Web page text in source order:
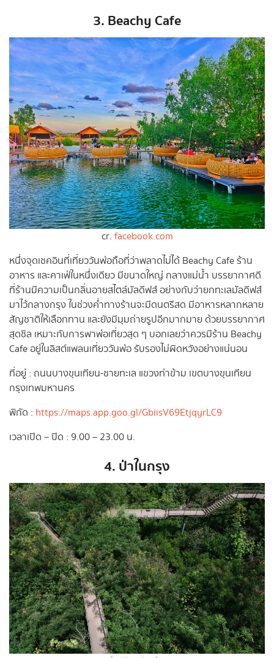
3. Beachy Cafe
cr. facebook.com
หนึ่งจุดเชคอินที่เที่ยววันพ่อถือที่ว่าพลาดไม่ได้ Beachy Cafe ร้าน
อาหาร และคาเฟ่ในหนึ่งเดียว มีขนาดใหญ่ กลางแม่น้ำ บรรยากาศดี
ที่ร้านมีความเป็นกลิ่นอายสไตล์มัลดีฟส์ อย่างกับว่ายกทะเลมัลดีฟส์
มาไว้กลางกรุง ในช่วงค่ำทางร้านจะมีดนตรีสด มีอาหารหลากหลาย
สัญชาติให้เลือกทาน และยังมีมุมถ่ายรูปอีกมากมาย ด้วยบรรยากาศ
สุดชิล เหมาะกับการพาพ่อเที่ยวสุด ๆ บอกเลยว่าควรมีร้าน Beachy
Cafe อยู่ในลิสต์แพลนเที่ยววันพ่อ รับรองไม่ผิดหวังอย่างแน่นอน
ที่อยู่ : ถนนบางขุนเทียน-ชายทะเล แขวงท่าข้าม เขตบางขุนเทียน
กรุงเทพมหานคร
พิกัด : https://maps.app.goo.gl/GbiisV69EtjqyrLC9
เวลาเปิด – ปิด : 9.00 – 23.00 น.
4. ป่าในกรุง